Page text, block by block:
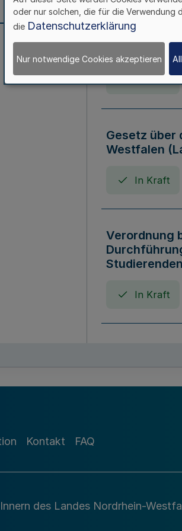
Verordnung
Nordrhein-
Gesetz über
Westfalen
In Kraft
Verordnung
In Kraft
Gesetz
Kontakt FAQ
des Landes Nordrhein-
oder nur solchen, die für die Verwendung
die Datenschutzerklärung
Nur notwendige Cookies akzeptieren